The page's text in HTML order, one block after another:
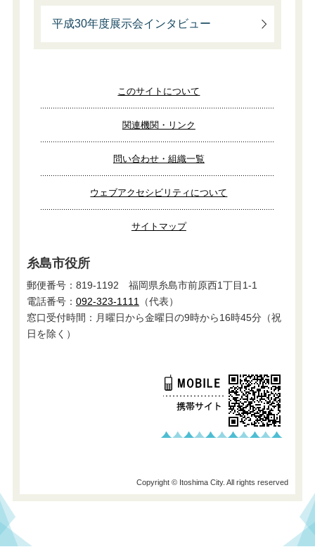
平成30年度展示会インタビュー
このサイトについて
関連機関・リンク
問い合わせ・組織一覧
ウェブアクセシビリティについて
サイトマップ
糸島市役所
郵便番号：819-1192 福岡県糸島市前原西1丁目1-1
電話番号： 092-323-1111
（代表）
窓口受付時間：月曜日から金曜日の9時から16時45分（祝
日を除く）
Copyright © Itoshima City. All rights reserved